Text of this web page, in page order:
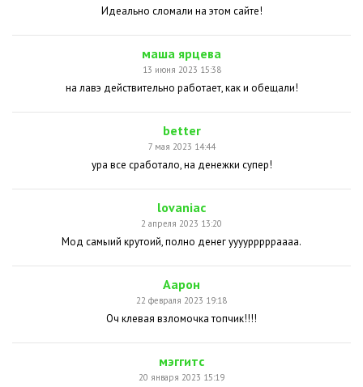
Идеально сломали на этом сайте!
маша ярцева
13 июня 2023 15:38
на лавэ действительно работает, как и обещали!
better
7 мая 2023 14:44
ура все сработало, на денежки супер!
lovaniac
2 апреля 2023 13:20
Мод самыий крутоий, полно денег ууууррррраааа.
Аарон
22 февраля 2023 19:18
Оч клевая взломочка топчик!!!!
мэггитс
20 января 2023 15:19